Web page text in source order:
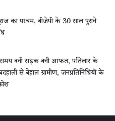
का परचम, बीजेपी के 30 साल पुराने
बनी सड़क बनी आफत, पतिलार के
से बेहाल ग्रामीण, जनप्रतिनिधियों के